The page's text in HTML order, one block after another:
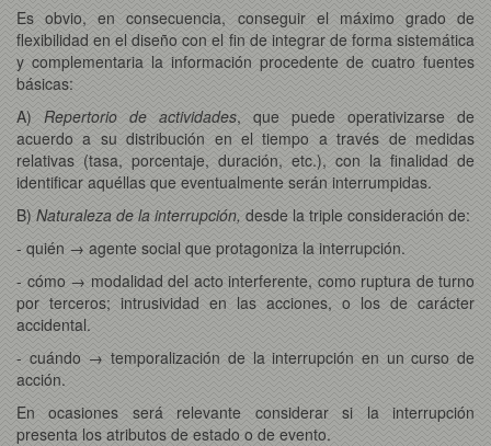
Es obvio, en consecuencia, conseguir el máximo grado de
flexibilidad en el diseño con el fin de integrar de forma sistemática
y complementaria la información procedente de cuatro fuentes
básicas:
A) Repertorio de actividades, que puede operativizarse de
acuerdo a su distribución en el tiempo a través de medidas
relativas (tasa, porcentaje, duración, etc.), con la finalidad de
identificar aquéllas que eventualmente serán interrumpidas.
B) Naturaleza de la interrupción, desde la triple consideración de:
- quién → agente social que protagoniza la interrupción.
- cómo → modalidad del acto interferente, como ruptura de turno
por terceros; intrusividad en las acciones, o los de carácter
accidental.
- cuándo → temporalización de la interrupción en un curso de
acción.
En ocasiones será relevante considerar si la interrupción
presenta los atributos de estado o de evento.